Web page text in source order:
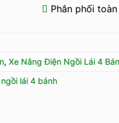
Phân phối
, Xe Nâng Điện Ngồi Lái 4
lái 4 bánh